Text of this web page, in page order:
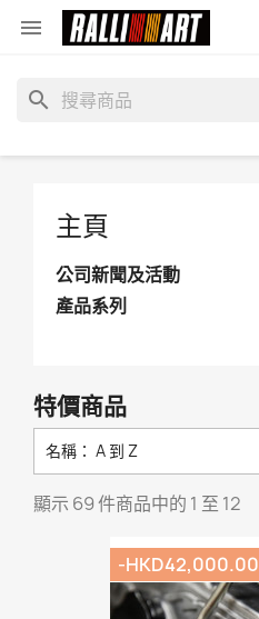

search
主頁
公司新聞及活動
產品系列
特價商品
名稱： A 到 Z
顯示 69 件商品中的 1 至 12
-HKD42,000.00